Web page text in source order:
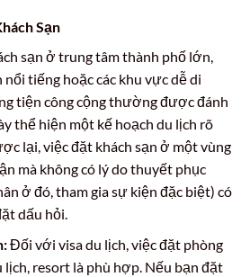
Sạn
sạn ở trung tâm thành phố lớn,
nổi tiếng hoặc các khu vực dễ di
tiện công cộng thường được đánh
thể hiện một kế hoạch du lịch rõ
lại, việc đặt khách sạn ở một vùng
mà không có lý do thuyết phục
ở đó, tham gia sự kiện đặc biệt) có
dấu hỏi.
Đối với visa du lịch, việc đặt phòng
lịch, resort là phù hợp. Nếu bạn đặt